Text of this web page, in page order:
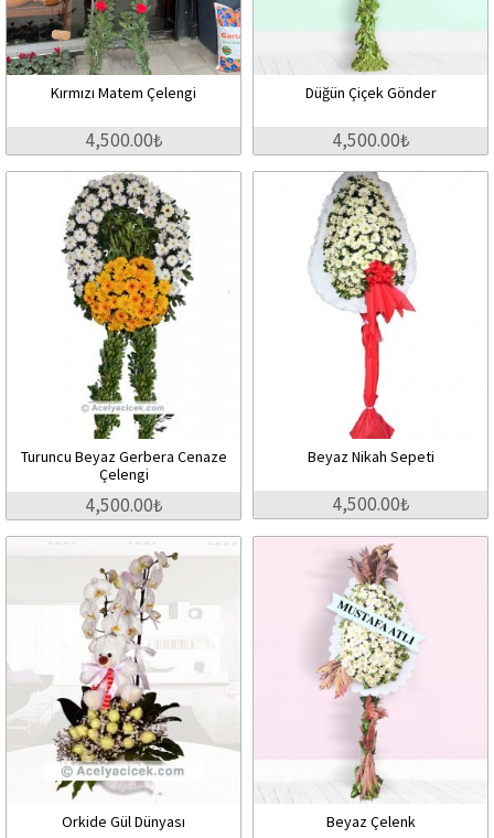
Kırmızı Matem Çelengi
4,500.00₺
Düğün Çiçek Gönder
4,500.00₺
Turuncu Beyaz Gerbera Cenaze
Çelengi
4,500.00₺
Beyaz Nikah Sepeti
4,500.00₺
Orkide Gül Dünyası Beyaz Çelenk